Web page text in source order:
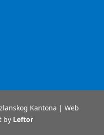
Kantona | Web
by Leftor